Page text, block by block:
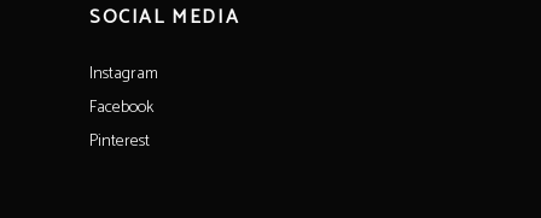
SOCIAL MEDIA
Instagram
Facebook
Pinterest